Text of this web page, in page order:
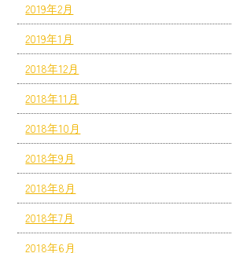
2019年2月
2019年1月
2018年12月
2018年11月
2018年10月
2018年9月
2018年8月
2018年7月
2018年6月